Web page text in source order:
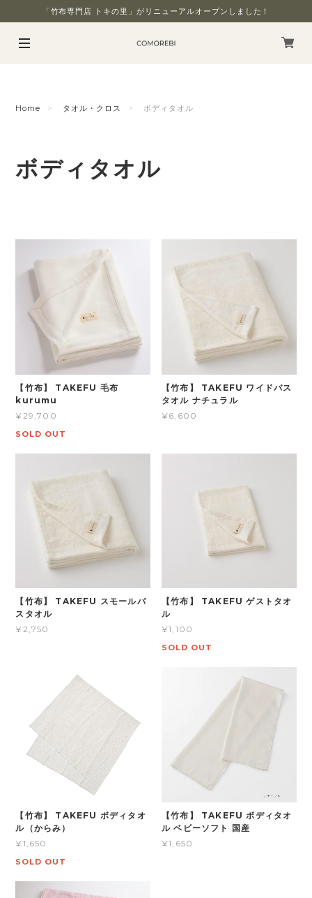
「竹布専門店 トキの里」がリニューアルオープンしました！
Home タオル・クロス ボディタオル
ボディタオル
【竹布】 TAKEFU 毛布
kurumu
¥29,700
SOLD OUT
【竹布】 TAKEFU ワイドバス
タオル ナチュラル
¥6,600
【竹布】 TAKEFU スモールバ
スタオル
¥2,750
【竹布】 TAKEFU ゲストタオ
ル
¥1,100
SOLD OUT
【竹布】 TAKEFU ボディタオ
ル（からみ）
¥1,650
SOLD OUT
【竹布】 TAKEFU ボディタオ
ル ベビーソフト 国産
¥1,650